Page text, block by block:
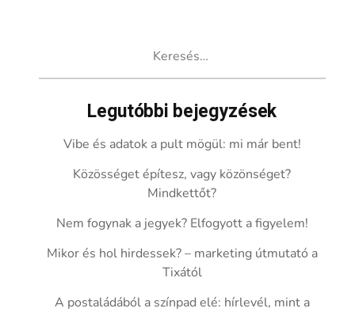
Legutóbbi bejegyzések
Vibe és adatok a pult mögül: mi már bent!
Közösséget építesz, vagy közönséget?
Mindkettőt?
Nem fogynak a jegyek? Elfogyott a figyelem!
Mikor és hol hirdessek? – marketing útmutató a
Tixától
A postaládából a színpad elé: hírlevél, mint a